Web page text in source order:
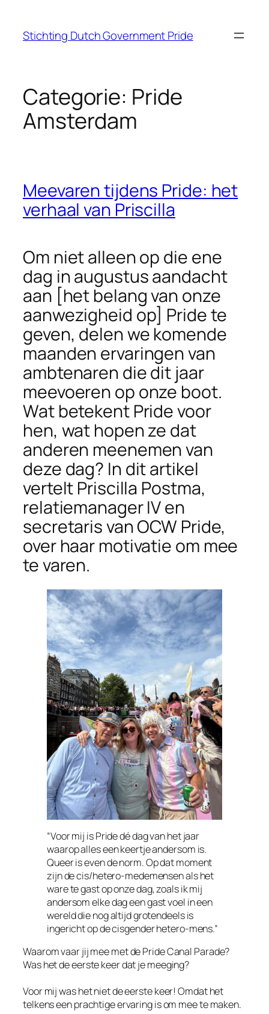
Stichting Dutch Government Pride
Categorie: Pride
Amsterdam
Meevaren tijdens Pride: het
verhaal van Priscilla
Om niet alleen op die ene
dag in augustus aandacht
aan [het belang van onze
aanwezigheid op] Pride te
geven, delen we komende
maanden ervaringen van
ambtenaren die dit jaar
meevoeren op onze boot.
Wat betekent Pride voor
hen, wat hopen ze dat
anderen meenemen van
deze dag? In dit artikel
vertelt Priscilla Postma,
relatiemanager IV en
secretaris van OCW Pride,
over haar motivatie om mee
te varen.
“Voor mij is Pride dé dag van het jaar
waarop alles een keertje andersom is.
Queer is even de norm. Op dat moment
zijn de cis/hetero-medemensen als het
ware te gast op onze dag, zoals ik mij
andersom elke dag een gast voel in een
wereld die nog altijd grotendeels is
ingericht op de cisgender hetero-mens.”
Waarom vaar jij mee met de Pride Canal Parade?
Was het de eerste keer dat je meeging?
Voor mij was het niet de eerste keer! Omdat het
telkens een prachtige ervaring is om mee te maken.